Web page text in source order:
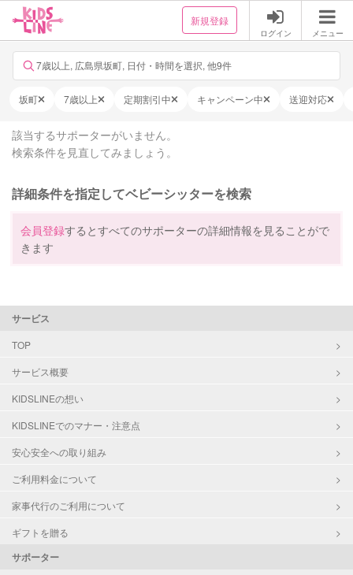
新規登録
ログイン メニュー
7歳以上, 広島県坂町, 日付・時間を選択, 他9件
坂町 7歳以上 定期割引中 キャンペーン中 送迎対応
該当するサポーターがいません。
検索条件を見直してみましょう。
詳細条件を指定してベビーシッターを検索
会員登録するとすべてのサポーターの詳細情報を見ることがで
きます
サービス
TOP
サービス概要
KIDSLINEの想い
KIDSLINEでのマナー・注意点
安心安全への取り組み
ご利用料金について
家事代行のご利用について
ギフトを贈る
サポーター